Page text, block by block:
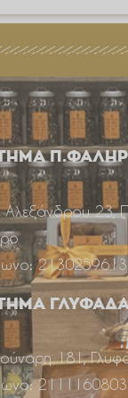
Αλεξάνδρου 23,
2130259613
181,
2111160803